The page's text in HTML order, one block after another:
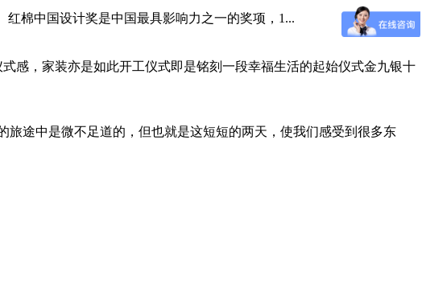
棉中国设计奖是中国最具影响力之一的奖项，1...
感，家装亦是如此开工仪式即是铭刻一段幸福生活的起始仪式金九银十
途中是微不足道的，但也就是这短短的两天，使我们感受到很多东